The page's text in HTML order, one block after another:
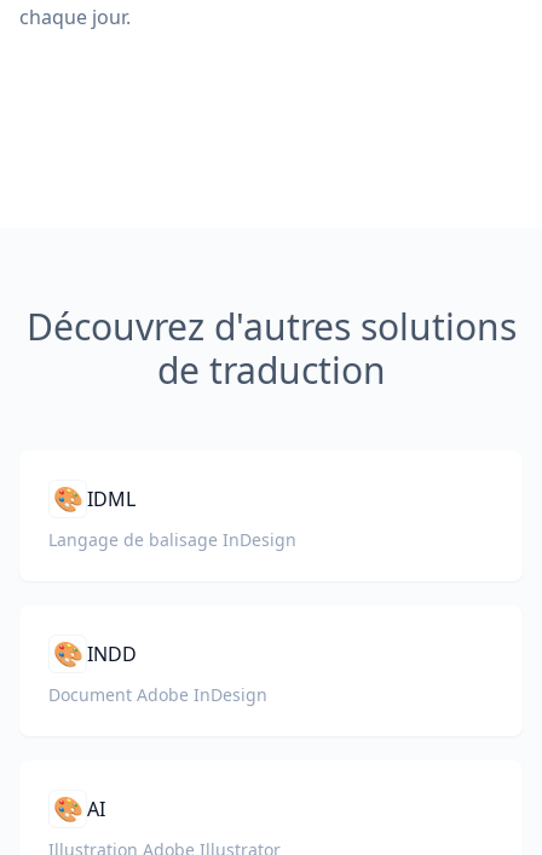
chaque jour.
Découvrez d'autres solutions
de traduction
🎨IDML
Langage de balisage InDesign
🎨INDD
Document Adobe InDesign
🎨AI
Illustration Adobe Illustrator